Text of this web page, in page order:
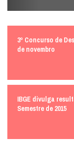
3º Concurso de
de novembro
IBGE divulga
Semestre de 2015